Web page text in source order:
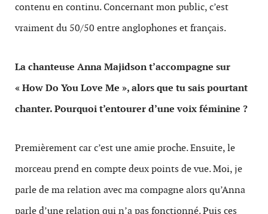
contenu en continu. Concernant mon public, c’est
vraiment du 50/50 entre anglophones et français.
La chanteuse Anna Majidson t’accompagne sur
«How Do You Love Me », alors que tu sais pourtant
chanter. Pourquoi t’entourer d’une voix féminine ?
Premièrement car c’est une amie proche. Ensuite, le
morceau prend en compte deux points de vue. Moi, je
parle de ma relation avec ma compagne alors qu’Anna
parle d’une relation qui n’a pas fonctionné. Puis ces